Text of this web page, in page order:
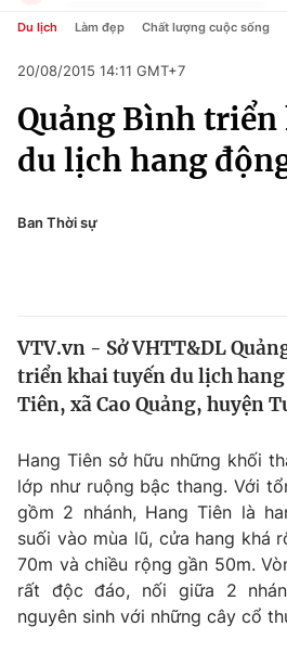
Chuyên mục
Chính trị
Thế giới
Thế giới đó đây
Câu chuyện quốc tế
Kinh tế
Tài chính
Thị trường
Góc doanh nghiệp
Dữ liệu và đời sống
Truyền hình
Phim VTV
Chính trị
Pháp luật
Kinh tế
Thể thao
Truyền hình
Y tế
Du lịch Làm đẹp Chất lượng cuộc sống
20/08/2015 14:11 GMT+7
Quảng Bình
du lịch hang
Ban Thời sự
VTV.vn - Sở VHTT&DL
triển khai tuyến du lịch
Tiên, xã Cao Quảng, huyện
Hang Tiên sở hữu những khối
lớp như ruộng bậc thang. Với
gồm 2 nhánh, Hang Tiên là
suối vào mùa lũ, cửa hang khá
70m và chiều rộng gần 50m.
rất độc đáo, nối giữa 2
nguyên sinh với những cây cổ